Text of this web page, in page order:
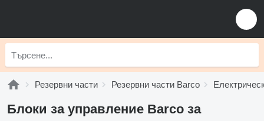
Резервни части Резервни части Barco
Блоки за управление Barco за